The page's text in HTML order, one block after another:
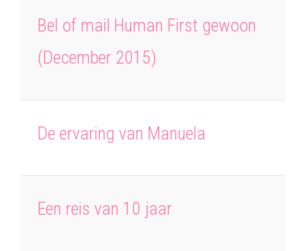
Bel of mail Human First gewoon
(December 2015)
De ervaring van Manuela
Een reis van 10 jaar